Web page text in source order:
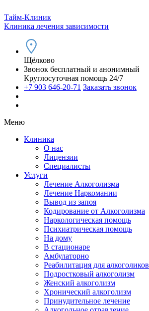
Тайм-Клиник
Клиника лечения зависимости
Щёлково
Звонок бесплатный и анонимный
Круглосуточная помощь 24/7
+7 903 646-20-71 Заказать звонок
Меню
Клиника
О нас
Лицензии
Специалисты
Услуги
Лечение Алкоголизма
Лечение Наркомании
Вывод из запоя
Кодирование от Алкоголизма
Наркологическая помощь
Психиатрическая помощь
На дому
В стационаре
Амбулаторно
Реабилитация для алкоголиков
Подростковый алкоголизм
Женский алкоголизм
Хронический алкоголизм
Принудительное лечение